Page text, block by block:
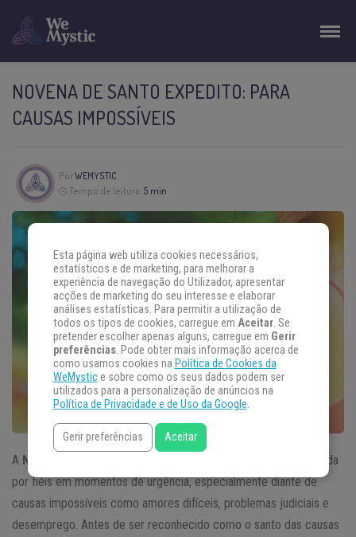
NOVENA DE SANTO EXPEDITO: PARA
CAUSAS IMPOSSÍVEIS
PorWEMYSTIC
Tempo de leitura: 5 min
A Novena de Santo Expedito
é uma poderosa devoção buscada
por fiéis em momentos de urgência, especialmente diante de
causas impossíveis como amores difíceis, problemas judiciais e
desemprego. Antes de ser reconhecido como o santo das causas
Esta página web utiliza cookies necessários,
estatísticos e de marketing, para melhorar a
experiência de navegação do Utilizador, apresentar
acções de marketing do seu interesse e elaborar
análises estatísticas. Para permitir a utilização de
todos os tipos de cookies, carregue em Aceitar. Se
pretender escolher apenas alguns, carregue em Gerir
preferências. Pode obter mais informação acerca de
como usamos cookies na Política de Cookies da
WeMystice sobre como os seus dados podem ser
utilizados para a personalização de anúncios na
Política de Privacidade e de Uso da Google.
Gerir preferências Aceitar